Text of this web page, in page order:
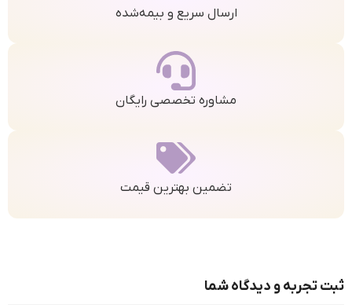
ارسال سریع و بیمه‌شده
مشاوره تخصصی رایگان
تضمین بهترین قیمت
ثبت تجربه و دیدگاه شما